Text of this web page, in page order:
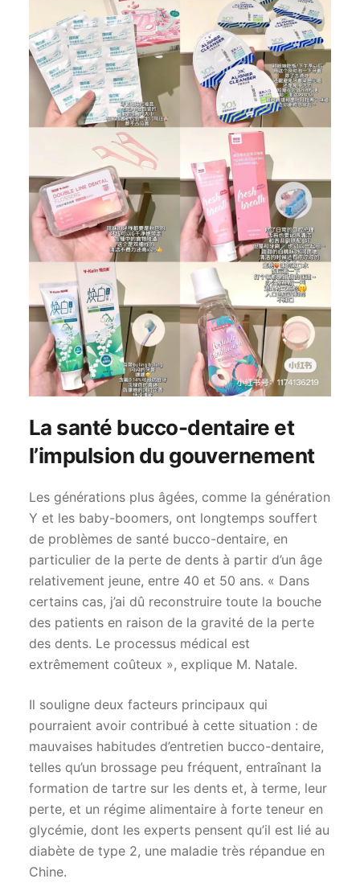
La santé bucco-dentaire et
l’impulsion du gouvernement
Les générations plus âgées, comme la génération
Y et les baby-boomers, ont longtemps souffert
de problèmes de santé bucco-dentaire, en
particulier de la perte de dents à partir d’un âge
relativement jeune, entre 40 et 50 ans. « Dans
certains cas, j’ai dû reconstruire toute la bouche
des patients en raison de la gravité de la perte
des dents. Le processus médical est
extrêmement coûteux », explique M. Natale.
Il souligne deux facteurs principaux qui
pourraient avoir contribué à cette situation : de
mauvaises habitudes d’entretien bucco-dentaire,
telles qu’un brossage peu fréquent, entraînant la
formation de tartre sur les dents et, à terme, leur
perte, et un régime alimentaire à forte teneur en
glycémie, dont les experts pensent qu’il est lié au
diabète de type 2, une maladie très répandue en
Chine.